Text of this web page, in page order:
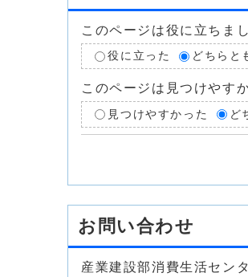
このページは役に立ちま
役に立った どちらと
このページは見つけやす
見つけやすかった ど
お問い合わせ
産業建設部消費生活セン